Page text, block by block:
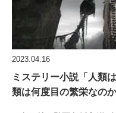
2023.04.16
ミステリー小説「人類
類は何度目の繁栄なのか